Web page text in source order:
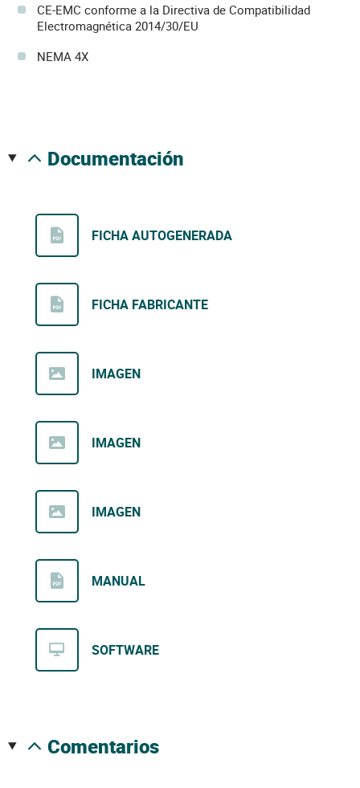
CE-EMC conforme a la Directiva de Compatibilidad
Electromagnética 2014/30/EU
NEMA 4X
documentación
FICHA AUTOGENERADA
FICHA FABRICANTE
IMAGEN
IMAGEN
IMAGEN
MANUAL
SOFTWARE
comentarios